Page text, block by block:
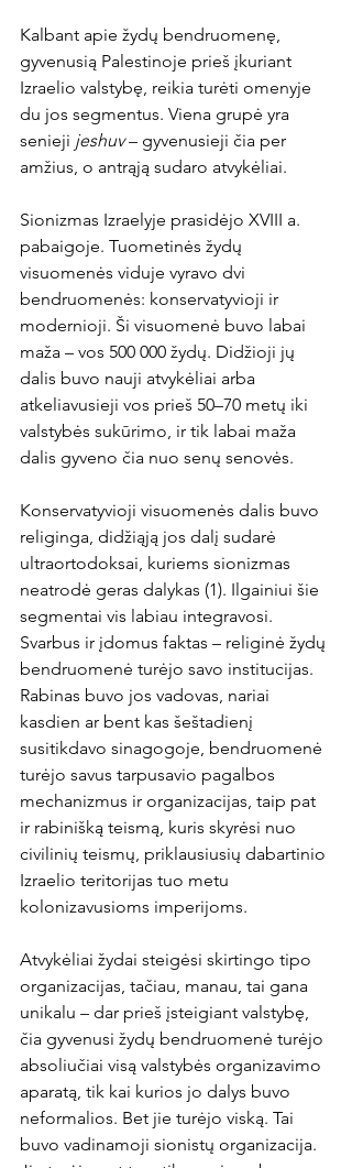
Kalbant apie žydų bendruomenę,
gyvenusią Palestinoje prieš įkuriant
Izraelio valstybę, reikia turėti omenyje
du jos segmentus. Viena grupė yra
senieji jeshuv – gyvenusieji čia per
amžius, o antrąją sudaro atvykėliai.
Sionizmas Izraelyje prasidėjo XVIII a.
pabaigoje. Tuometinės žydų
visuomenės viduje vyravo dvi
bendruomenės: konservatyvioji ir
modernioji. Ši visuomenė buvo labai
maža – vos 500 000 žydų. Didžioji jų
dalis buvo nauji atvykėliai arba
atkeliavusieji vos prieš 50–70 metų iki
valstybės sukūrimo, ir tik labai maža
dalis gyveno čia nuo senų senovės.
Konservatyvioji visuomenės dalis buvo
religinga, didžiąją jos dalį sudarė
ultraortodoksai, kuriems sionizmas
neatrodė geras dalykas (1). Ilgainiui šie
segmentai vis labiau integravosi.
Svarbus ir įdomus faktas – religinė žydų
bendruomenė turėjo savo institucijas.
Rabinas buvo jos vadovas, nariai
kasdien ar bent kas šeštadienį
susitikdavo sinagogoje, bendruomenė
turėjo savus tarpusavio pagalbos
mechanizmus ir organizacijas, taip pat
ir rabinišką teismą, kuris skyrėsi nuo
civilinių teismų, priklausiusių dabartinio
Izraelio teritorijas tuo metu
kolonizavusioms imperijoms.
Atvykėliai žydai steigėsi skirtingo tipo
organizacijas, tačiau, manau, tai gana
unikalu – dar prieš įsteigiant valstybę,
čia gyvenusi žydų bendruomenė turėjo
absoliučiai visą valstybės organizavimo
aparatą, tik kai kurios jo dalys buvo
neformalios. Bet jie turėjo viską. Tai
buvo vadinamoji sionistų organizacija.